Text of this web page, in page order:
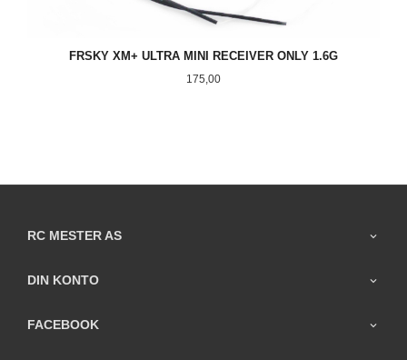
FRSKY XM+ ULTRA MINI RECEIVER ONLY 1.6G
Pris
175,00
RC MESTER AS
DIN KONTO
FACEBOOK